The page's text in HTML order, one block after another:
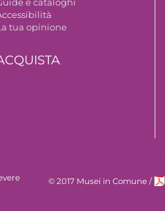
tua opinione
© 2017 Musei in Comune /